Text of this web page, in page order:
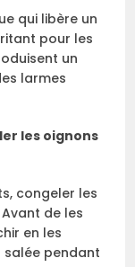
qui libère un
pour les
un
larmes
les oignons
congeler les
de les
en les
salée pendant